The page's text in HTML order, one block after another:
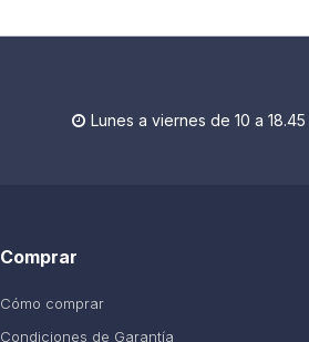
 Lunes a viernes de 10 a
Comprar
Cómo comprar
Condiciones de Garantía